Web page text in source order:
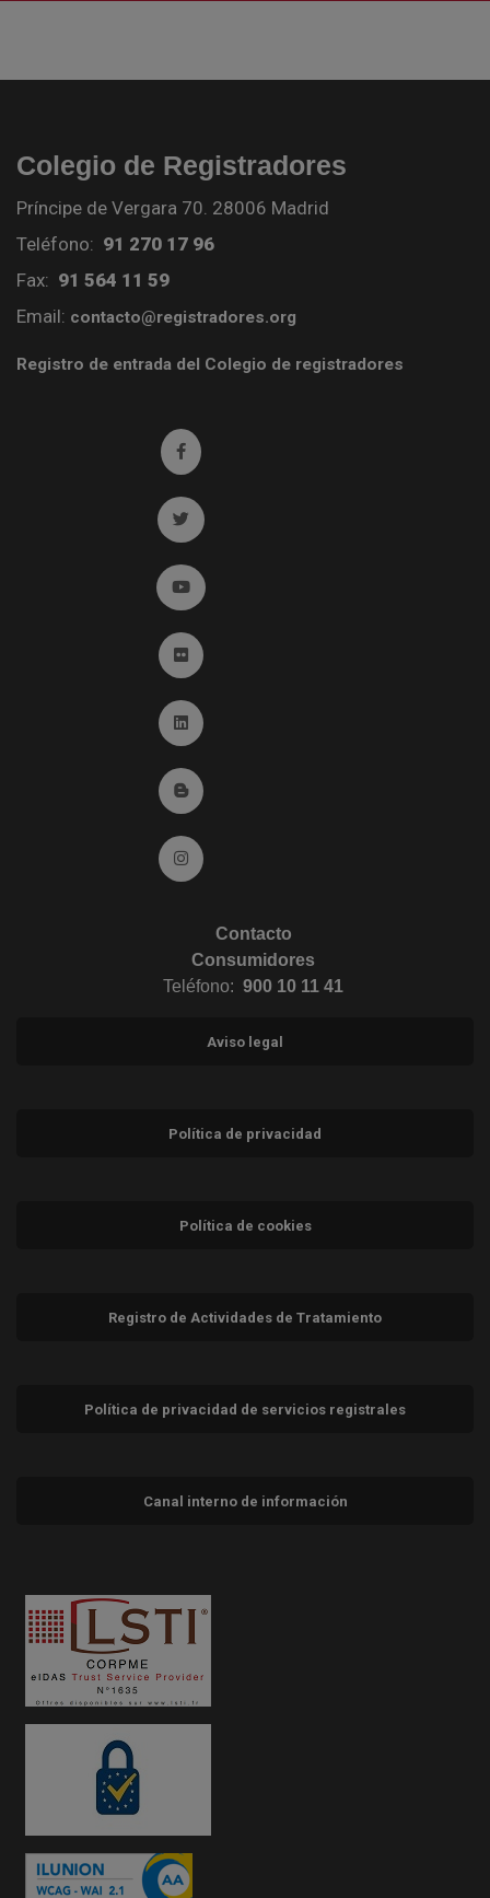
Colegio de Registradores
Príncipe de Vergara 70. 28006 Madrid
Teléfono: 91 270 17 96
Fax: 91 564 11 59
Email: contacto@registradores.org
Registro de entrada del Colegio de registradores
Ir a facebook (abre en ventana nueva)
Ir a twitter (abre en ventana nueva)
Ir a YouTube (abre en ventana nueva)
Ir a Flickr (abre en ventana nueva)
Ir a Linkedin (abre en ventana nueva)
Ir al Blog (abre en ventana nueva)
Ir a Instagram (abre en ventana nueva)
Contacto
Consumidores
Teléfono: 900 10 11 41
Aviso legal
Política de privacidad
Política de cookies
Registro de Actividades de Tratamiento
Política de privacidad de servicios registrales
Canal interno de información